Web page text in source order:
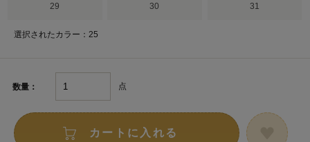
29 30 31
選択されたカラー：25
数量： 点
カートに入れる